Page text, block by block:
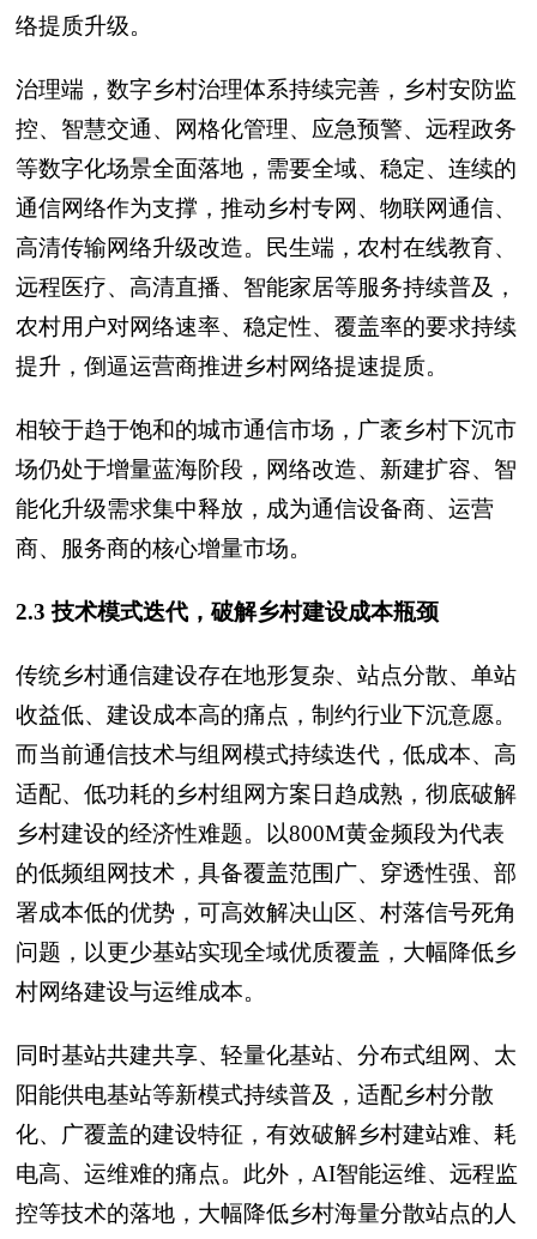
络提质升级。
治理端，数字乡村治理体系持续完善，乡村安防监
控、智慧交通、网格化管理、应急预警、远程政务
等数字化场景全面落地，需要全域、稳定、连续的
通信网络作为支撑，推动乡村专网、物联网通信、
高清传输网络升级改造。民生端，农村在线教育、
远程医疗、高清直播、智能家居等服务持续普及，
农村用户对网络速率、稳定性、覆盖率的要求持续
提升，倒逼运营商推进乡村网络提速提质。
相较于趋于饱和的城市通信市场，广袤乡村下沉市
场仍处于增量蓝海阶段，网络改造、新建扩容、智
能化升级需求集中释放，成为通信设备商、运营
商、服务商的核心增量市场。
2.3 技术模式迭代，破解乡村建设成本瓶颈
传统乡村通信建设存在地形复杂、站点分散、单站
收益低、建设成本高的痛点，制约行业下沉意愿。
而当前通信技术与组网模式持续迭代，低成本、高
适配、低功耗的乡村组网方案日趋成熟，彻底破解
乡村建设的经济性难题。以800M黄金频段为代表
的低频组网技术，具备覆盖范围广、穿透性强、部
署成本低的优势，可高效解决山区、村落信号死角
问题，以更少基站实现全域优质覆盖，大幅降低乡
村网络建设与运维成本。
同时基站共建共享、轻量化基站、分布式组网、太
阳能供电基站等新模式持续普及，适配乡村分散
化、广覆盖的建设特征，有效破解乡村建站难、耗
电高、运维难的痛点。此外，AI智能运维、远程监
控等技术的落地，大幅降低乡村海量分散站点的人